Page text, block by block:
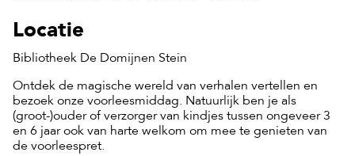
Locatie
Bibliotheek De Domijnen Stein
Ontdek de magische wereld van verhalen vertellen en
bezoek onze voorleesmiddag. Natuurlijk ben je als
(groot-)ouder of verzorger van kindjes tussen ongeveer 3
en 6 jaar ook van harte welkom om mee te genieten van
de voorleespret.